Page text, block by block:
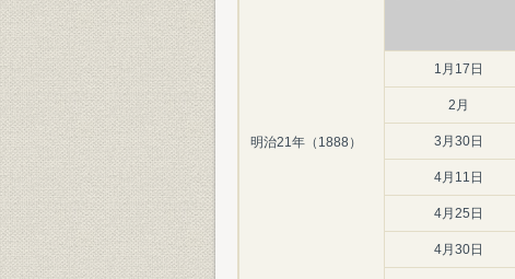
明治21年（1888）
1月17日
2月
3月30日
4月11日
4月25日
4月30日